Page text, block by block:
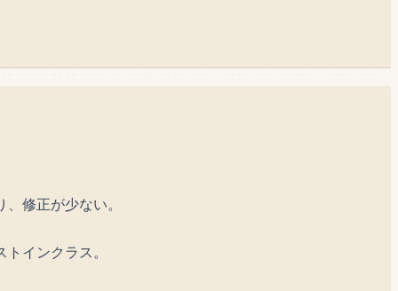
修正が少ない。
インクラス。